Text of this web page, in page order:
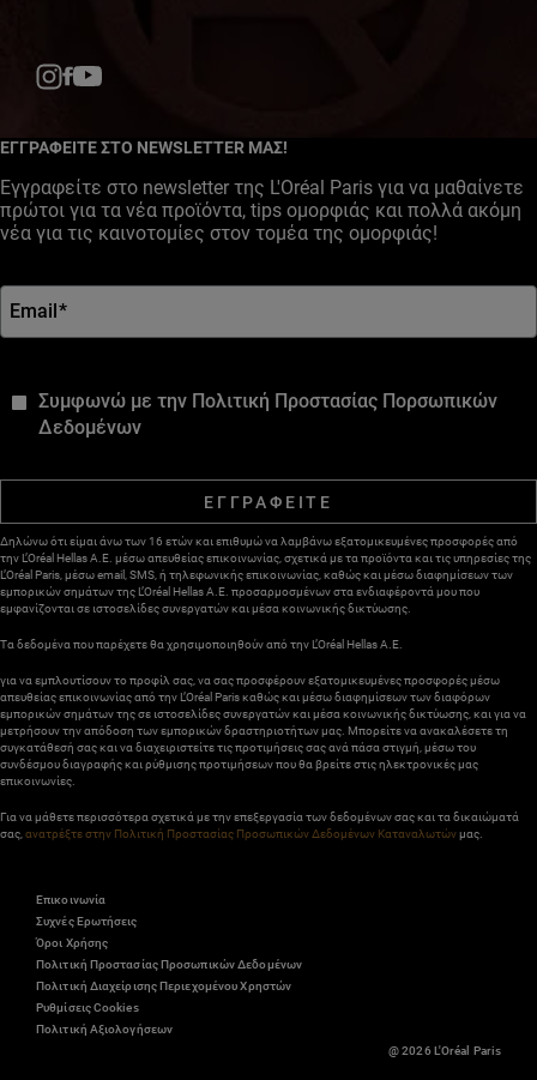
ΕΓΓΡΑΦΕΙΤΕ ΣΤΟ NEWSLETTER ΜΑΣ!
Εγγραφείτε στο newsletter της L'Oréal Paris για να μαθαίνετε
πρώτοι για τα νέα προϊόντα, tips ομορφιάς και πολλά ακόμη
νέα για τις καινοτομίες στον τομέα της ομορφιάς!
Email*
Συμφωνώ με την Πολιτική Προστασίας Πορσωπικών
Δεδομένων
ΕΓΓΡΑΦΕΙΤΕ
Δηλώνω ότι είμαι άνω των 16 ετών και επιθυμώ να λαμβάνω εξατομικευμένες προσφορές από
την L’Oréal Hellas A.E. μέσω απευθείας επικοινωνίας, σχετικά με τα προϊόντα και τις υπηρεσίες της
L’Oréal Paris, μέσω email, SMS, ή τηλεφωνικής επικοινωνίας, καθώς και μέσω διαφημίσεων των
εμπορικών σημάτων της L’Oréal Hellas A.E. προσαρμοσμένων στα ενδιαφέροντά μου που
εμφανίζονται σε ιστοσελίδες συνεργατών και μέσα κοινωνικής δικτύωσης.
Τα δεδομένα που παρέχετε θα χρησιμοποιηθούν από την L’Oréal Hellas A.E.
για να εμπλουτίσουν το προφίλ σας, να σας προσφέρουν εξατομικευμένες προσφορές μέσω
απευθείας επικοινωνίας από την L’Oréal Paris καθώς και μέσω διαφημίσεων των διαφόρων
εμπορικών σημάτων της σε ιστοσελίδες συνεργατών και μέσα κοινωνικής δικτύωσης, και για να
μετρήσουν την απόδοση των εμπορικών δραστηριοτήτων μας. Μπορείτε να ανακαλέσετε τη
συγκατάθεσή σας και να διαχειριστείτε τις προτιμήσεις σας ανά πάσα στιγμή, μέσω του
συνδέσμου διαγραφής και ρύθμισης προτιμήσεων που θα βρείτε στις ηλεκτρονικές μας
επικοινωνίες.
Για να μάθετε περισσότερα σχετικά με την επεξεργασία των δεδομένων σας και τα δικαιώματά
σας, ανατρέξτε στην Πολιτική Προστασίας Προσωπικών Δεδομένων Καταναλωτώνμας.
Επικοινωνία
Συχνές Ερωτήσεις
Όροι Χρήσης
Πολιτική Προστασίας Προσωπικών Δεδομένων
Πολιτική Διαχείρισης Περιεχομένου Χρηστών
Ρυθμίσεις Cookies
Πολιτική Αξιολογήσεων
@ 2026 L'Oréal Paris